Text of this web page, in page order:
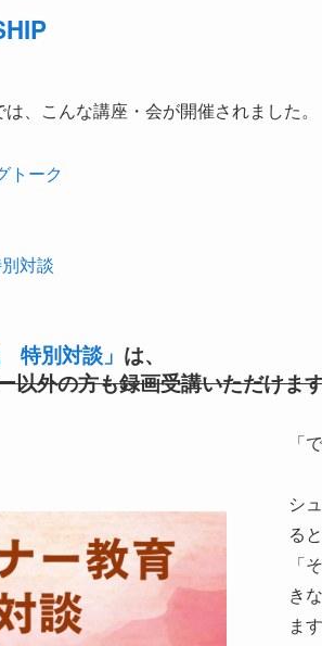
、こんな講座・会が開催されました。
トーク
対談
特別対談」 は、
以外の方も録画受講いただけま
「
シ
ると
「
き
ます